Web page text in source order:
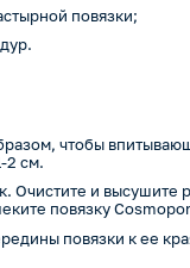
повязки;
чтобы
2 см.
Очистите и
повязку
повязки к ее